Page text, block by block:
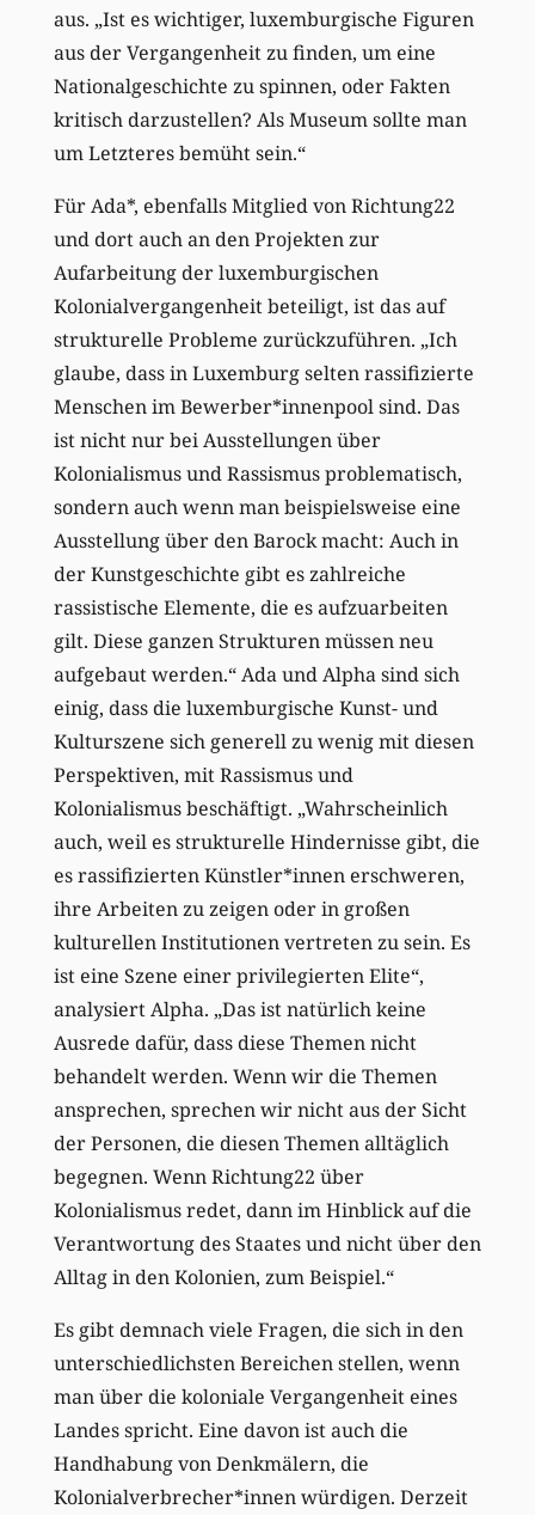
aus. „Ist es wichtiger, luxemburgische Figuren
aus der Vergangenheit zu finden, um eine
Nationalgeschichte zu spinnen, oder Fakten
kritisch darzustellen? Als Museum sollte man
um Letzteres bemüht sein.“
Für Ada*, ebenfalls Mitglied von Richtung22
und dort auch an den Projekten zur
Aufarbeitung der luxemburgischen
Kolonialvergangenheit beteiligt, ist das auf
strukturelle Probleme zurückzuführen. „Ich
glaube, dass in Luxemburg selten rassifizierte
Menschen im Bewerber*innenpool sind. Das
ist nicht nur bei Ausstellungen über
Kolonialismus und Rassismus problematisch,
sondern auch wenn man beispielsweise eine
Ausstellung über den Barock macht: Auch in
der Kunstgeschichte gibt es zahlreiche
rassistische Elemente, die es aufzuarbeiten
gilt. Diese ganzen Strukturen müssen neu
aufgebaut werden.“ Ada und Alpha sind sich
einig, dass die luxemburgische Kunst- und
Kulturszene sich generell zu wenig mit diesen
Perspektiven, mit Rassismus und
Kolonialismus beschäftigt. „Wahrscheinlich
auch, weil es strukturelle Hindernisse gibt, die
es rassifizierten Künstler*innen erschweren,
ihre Arbeiten zu zeigen oder in großen
kulturellen Institutionen vertreten zu sein. Es
ist eine Szene einer privilegierten Elite“,
analysiert Alpha. „Das ist natürlich keine
Ausrede dafür, dass diese Themen nicht
behandelt werden. Wenn wir die Themen
ansprechen, sprechen wir nicht aus der Sicht
der Personen, die diesen Themen alltäglich
begegnen. Wenn Richtung22 über
Kolonialismus redet, dann im Hinblick auf die
Verantwortung des Staates und nicht über den
Alltag in den Kolonien, zum Beispiel.“
Es gibt demnach viele Fragen, die sich in den
unterschiedlichsten Bereichen stellen, wenn
man über die koloniale Vergangenheit eines
Landes spricht. Eine davon ist auch die
Handhabung von Denkmälern, die
Kolonialverbrecher*innen würdigen. Derzeit